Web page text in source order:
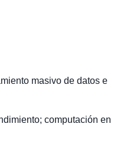
masivo de datos e
computación en